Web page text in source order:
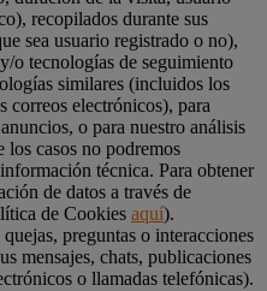
recopilados durante sus
sea usuario registrado o no),
o tecnologías de seguimiento
similares (incluidos los
correos electrónicos), para
o para nuestro análisis
los casos no podremos
técnica. Para obtener
de datos a través de
de Cookies aquí).
preguntas o interacciones
mensajes, chats, publicaciones
o llamadas telefónicas).